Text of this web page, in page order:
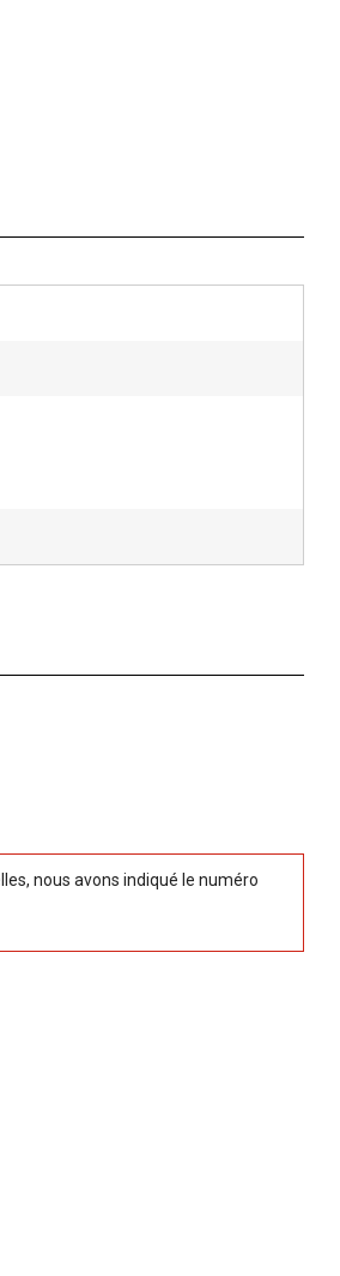
nous avons indiqué le numéro